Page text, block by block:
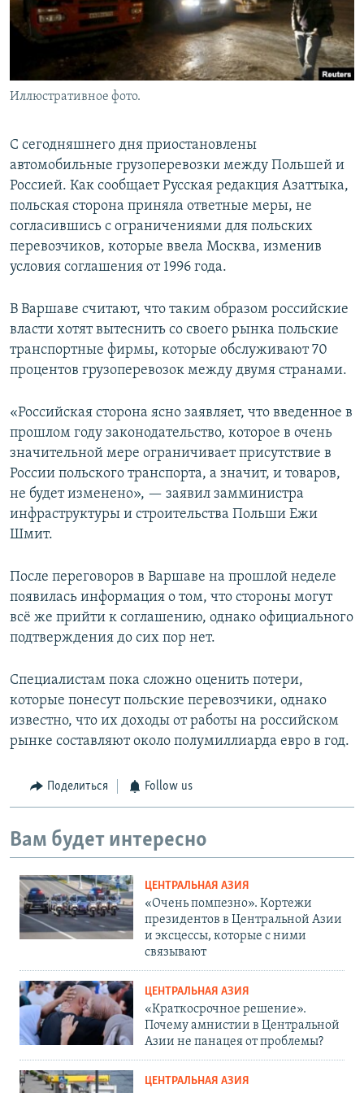
Иллюстративное фото.
С сегодняшнего дня приостановлены
автомобильные грузоперевозки между Польшей и
Россией. Как сообщает Русская редакция Азаттыка,
польская сторона приняла ответные меры, не
согласившись с ограничениями для польских
перевозчиков, которые ввела Москва, изменив
условия соглашения от 1996 года.
В Варшаве считают, что таким образом российские
власти хотят вытеснить со своего рынка польские
транспортные фирмы, которые обслуживают 70
процентов грузоперевозок между двумя странами.
«Российская сторона ясно заявляет, что введенное в
прошлом году законодательство, которое в очень
значительной мере ограничивает присутствие в
России польского транспорта, а значит, и товаров,
не будет изменено», — заявил замминистра
инфраструктуры и строительства Польши Ежи
Шмит.
После переговоров в Варшаве на прошлой неделе
появилась информация о том, что стороны могут
всё же прийти к соглашению, однако официального
подтверждения до сих пор нет.
Специалистам пока сложно оценить потери,
которые понесут польские перевозчики, однако
известно, что их доходы от работы на российском
рынке составляют около полумиллиарда евро в год.
Поделиться Follow us
Вам будет интересно
ЦЕНТРАЛЬНАЯ АЗИЯ
«Очень помпезно». Кортежи
президентов в Центральной Азии
и эксцессы, которые с ними
связывают
ЦЕНТРАЛЬНАЯ АЗИЯ
«Краткосрочное решение».
Почему амнистии в Центральной
Азии не панацея от проблемы?
ЦЕНТРАЛЬНАЯ АЗИЯ